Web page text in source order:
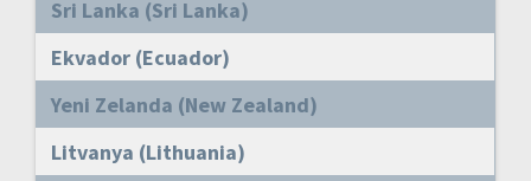
Sri Lanka (Sri Lanka)
Ekvador (Ecuador)
Yeni Zelanda (New Zealand)
Litvanya (Lithuania)